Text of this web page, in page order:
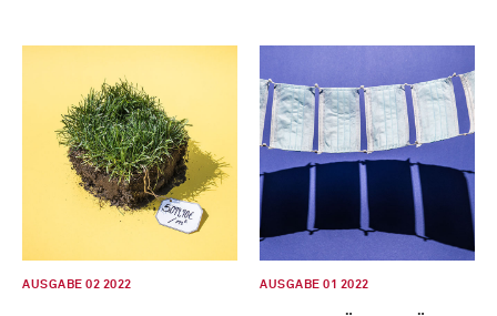
AUSGABE 02 2022 AUSGABE 01 2022